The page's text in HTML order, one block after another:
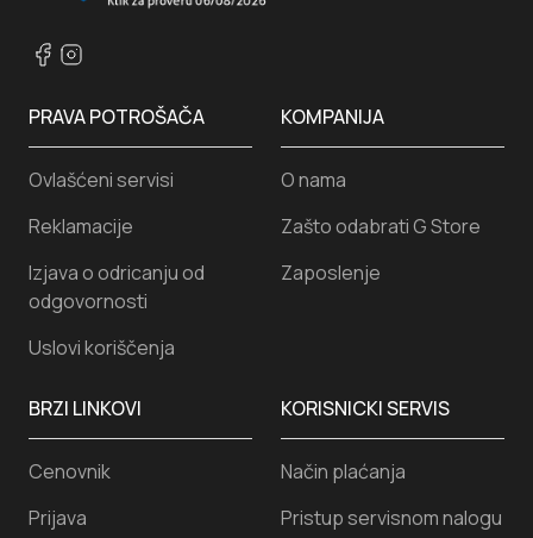
KORISNICKI SERVIS
Način plaćanja
Pristup servisnom nalogu
PRAVA POTROŠAČA
Ovlašćeni servisi
Reklamacije
Izjava o odricanju od
odgovornosti
Uslovi koriščenja
KOMPANIJA
O nama
Zašto odabrati G Store
Zaposlenje
BRZI LINKOVI
Cenovnik
Prijava